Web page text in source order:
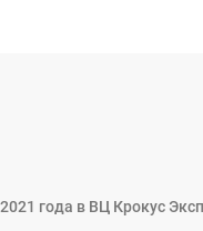
года в ВЦ Крокус